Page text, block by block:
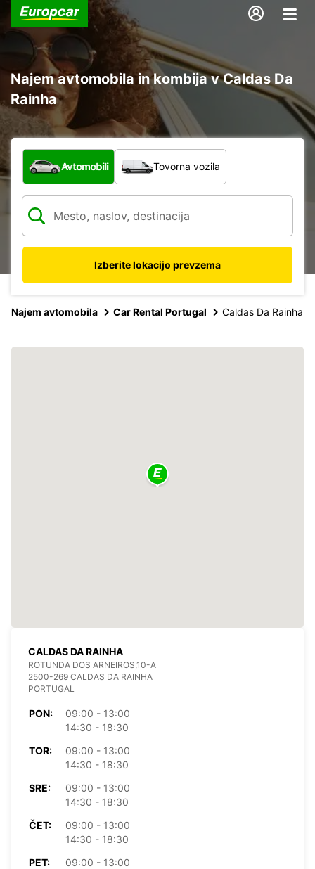
Najem avtomobila in kombija v Caldas Da
Rainha
Katera vrsta vozila?
Avtomobili Tovorna vozila
Izberite lokacijo prevzema
Najem avtomobila Car Rental Portugal Caldas Da Rainha
CALDAS DA RAINHA
ROTUNDA DOS ARNEIROS,10-A
2500-269 CALDAS DA RAINHA
PORTUGAL
PON:
09:00 - 13:00
14:30 - 18:30
TOR:
09:00 - 13:00
14:30 - 18:30
SRE:
09:00 - 13:00
14:30 - 18:30
ČET:
09:00 - 13:00
14:30 - 18:30
PET:
09:00 - 13:00